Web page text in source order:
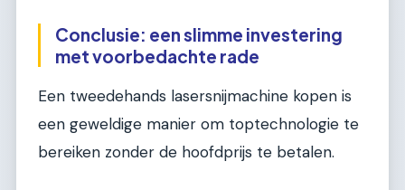
Conclusie: een slimme investering
met voorbedachte rade
Een tweedehands lasersnijmachine kopen is
een geweldige manier om toptechnologie te
bereiken zonder de hoofdprijs te betalen.